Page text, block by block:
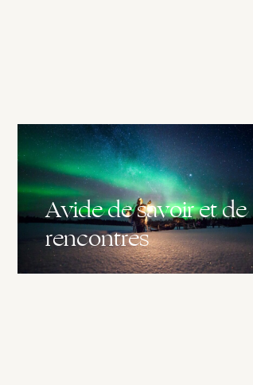
Avide de savoir et de
rencontres